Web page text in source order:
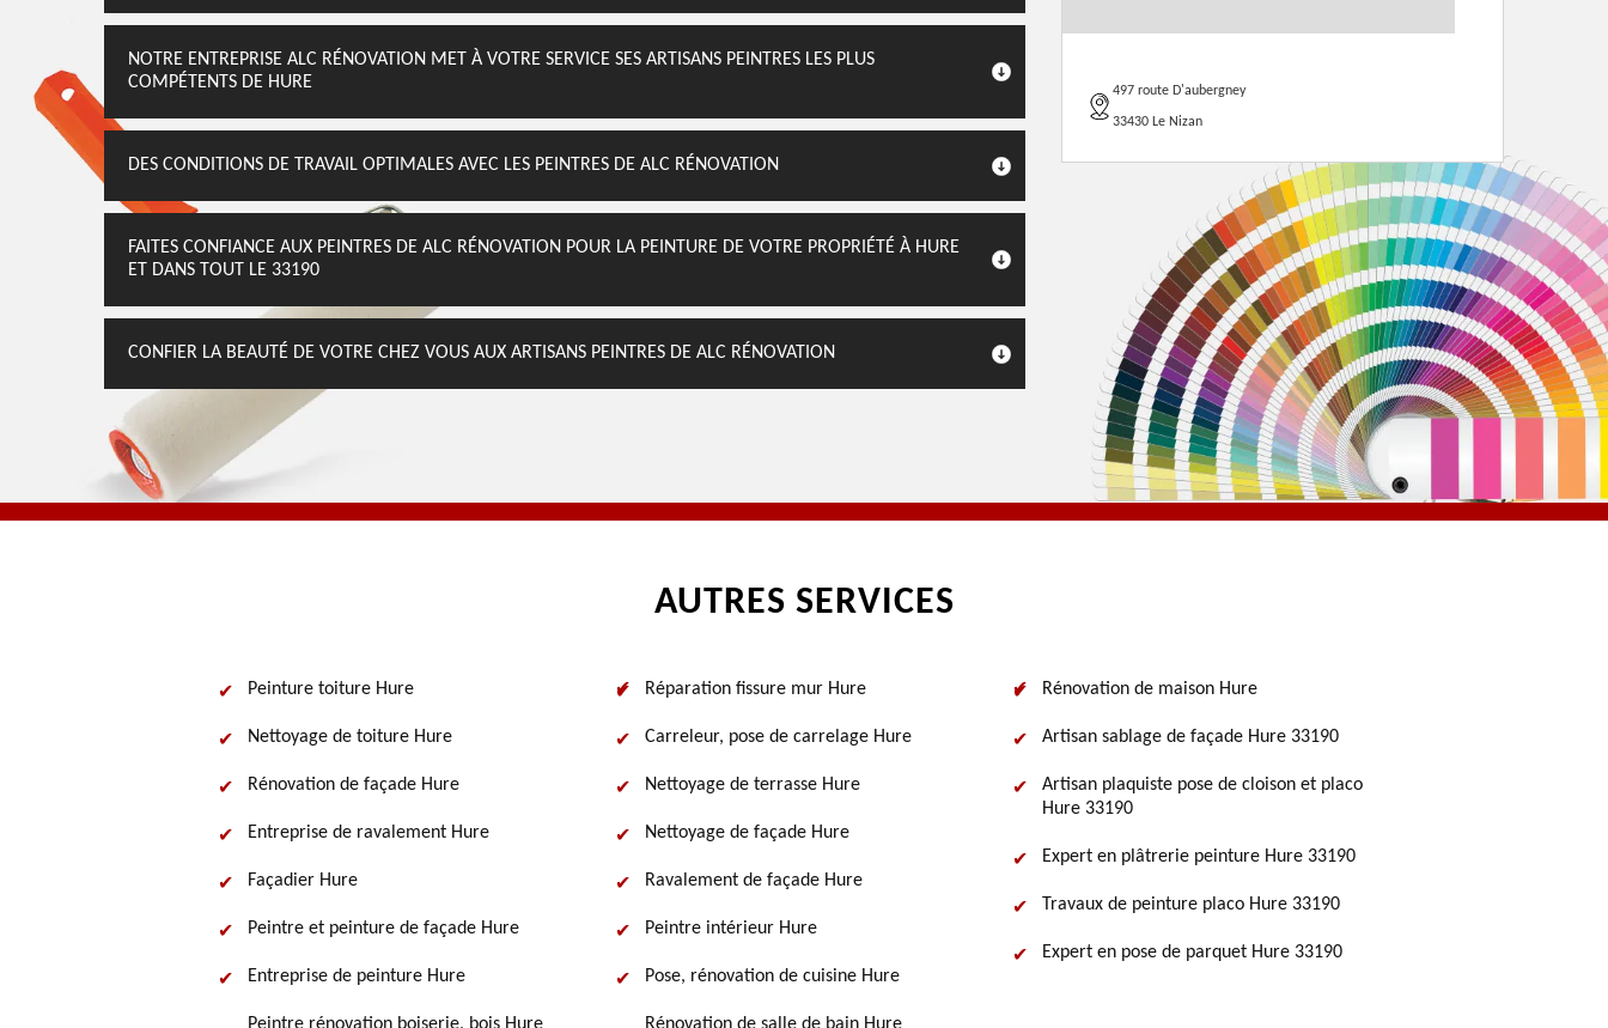
NOTRE ENTREPRISE ALC RÉNOVATION MET À VOTRE SERVICE SES ARTISANS PEINTRES LES PLUS
COMPÉTENTS DE HURE
DES CONDITIONS DE TRAVAIL OPTIMALES AVEC LES PEINTRES DE ALC RÉNOVATION
FAITES CONFIANCE AUX PEINTRES DE ALC RÉNOVATION POUR LA PEINTURE DE VOTRE PROPRIÉTÉ À HURE
ET DANS TOUT LE 33190
CONFIER LA BEAUTÉ DE VOTRE CHEZ VOUS AUX ARTISANS PEINTRES DE ALC RÉNOVATION
497 route D'aubergney
33430 Le Nizan
AUTRES SERVICES
Peinture toiture Hure
Nettoyage de toiture Hure
Rénovation de façade Hure
Entreprise de ravalement Hure
Façadier Hure
Peintre et peinture de façade Hure
Entreprise de peinture Hure
Réparation fissure mur Hure
Carreleur, pose de carrelage Hure
Nettoyage de terrasse Hure
Nettoyage de façade Hure
Ravalement de façade Hure
Peintre intérieur Hure
Pose, rénovation de cuisine Hure
Rénovation de maison Hure
Artisan sablage de façade Hure 33190
Artisan plaquiste pose de cloison et placo
Hure 33190
Expert en plâtrerie peinture Hure 33190
Travaux de peinture placo Hure 33190
Expert en pose de parquet Hure 33190